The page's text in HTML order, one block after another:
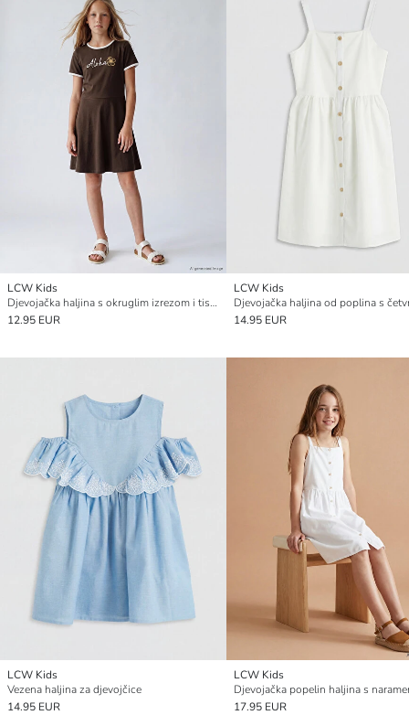
LCW Kids
Djevojačka haljina s okruglim izrezom i tiskom
12.95 EUR
LCW Kids
14.95 EUR
LCW Kids
Vezena haljina za djevojčice
14.95 EUR
LCW Kids
17.95 EUR